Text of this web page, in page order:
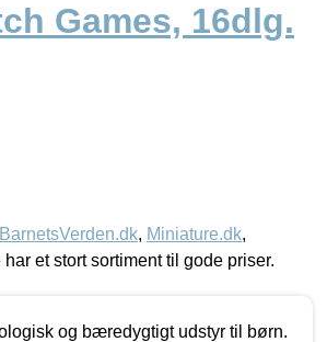
Games, 16dlg.
BarnetsVerden.dk, Miniature.dk,
har et stort sortiment til gode priser.
og bæredygtigt udstyr til børn.